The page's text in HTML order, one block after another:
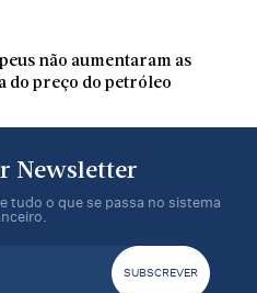
não aumentaram as
do preço do petróleo
Newsletter
tudo o que se passa no sistema